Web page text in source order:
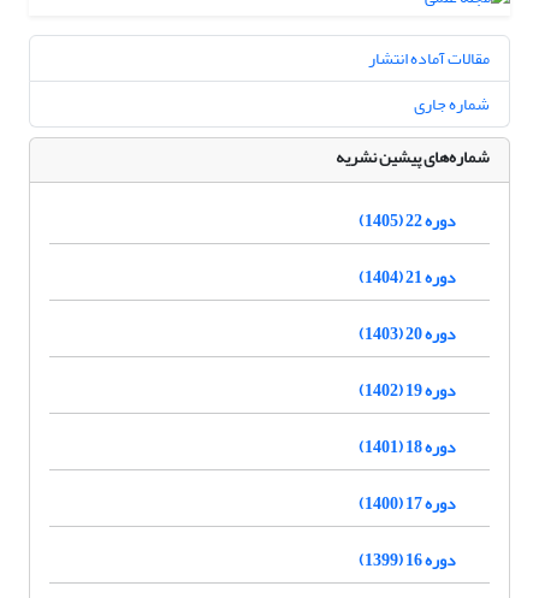
مقالات آماده انتشار
شماره جاری
شماره‌های پیشین نشریه
دوره 22 (1405)
دوره 21 (1404)
دوره 20 (1403)
دوره 19 (1402)
دوره 18 (1401)
دوره 17 (1400)
دوره 16 (1399)